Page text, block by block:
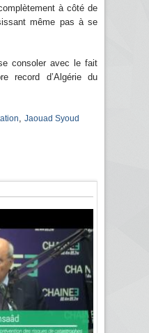
à côté de
même pas à se
consoler avec le fait
record d’Algérie du
Jaouad Syoud